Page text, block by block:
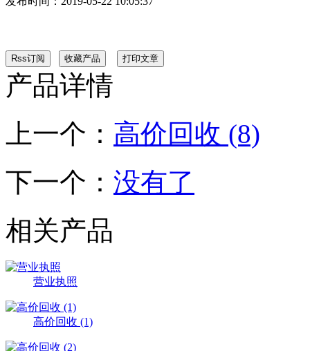
产品详情
上一个： 高价回收 (8)
下一个： 没有了
相关产品
营业执照
高价回收 (1)